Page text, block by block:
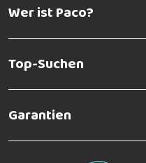
Wer ist Paco?
Top-Suchen
Garantien